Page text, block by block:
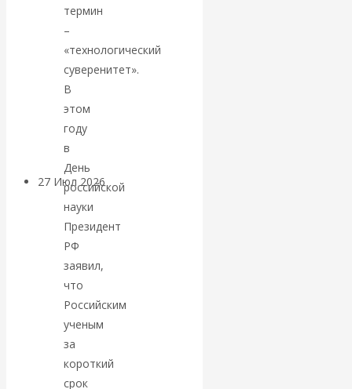
Катасонов.
«Мировые
ростовщики»:
вчера и сегодня
27 Июл 2026Мировая
валютная система
Валентин
КАтасонов.
«МЕТОД
ОТМЫВАНИЯ
термин
–
«технологический
суверенитет».
В
этом
году
в
День
российской
науки
Президент
РФ
заявил,
что
Российским
ученым
за
короткий
срок